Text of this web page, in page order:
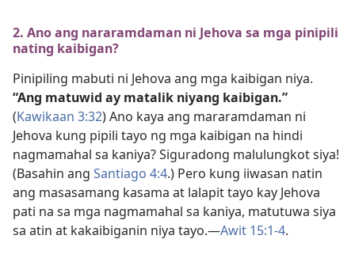
2. Ano ang nararamdaman ni Jehova sa mga pinipili
nating kaibigan?
Pinipiling mabuti ni Jehova ang mga kaibigan niya.
“Ang matuwid ay matalik niyang kaibigan.”
(Kawikaan 3:32) Ano kaya ang mararamdaman ni
Jehova kung pipili tayo ng mga kaibigan na hindi
nagmamahal sa kaniya? Siguradong malulungkot siya!
(Basahin ang Santiago 4:4.) Pero kung iiwasan natin
ang masasamang kasama at lalapit tayo kay Jehova
pati na sa mga nagmamahal sa kaniya, matutuwa siya
sa atin at kakaibiganin niya tayo.​—Awit 15:​1-4.